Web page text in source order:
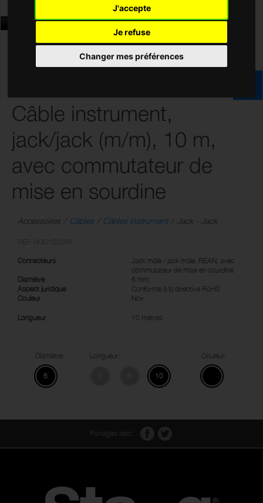
J'accepte
Je refuse
Changer mes préférences
Câble instrument,
jack/jack (m/m), 10 m,
avec commutateur de
mise en sourdine
Accessoires Câbles Câbles instrument Jack - Jack
Connecteurs
Jack mâle / jack mâle, REAN, avec
commutateur de mise en sourdine
Diamètre
6 mm
Aspect juridique
Conforme à la directive RoHS
Couleur
Noir
Longueur 10 mètres
6 10